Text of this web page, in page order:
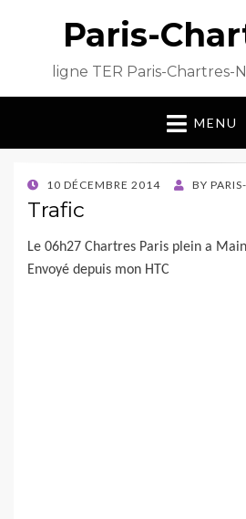
Paris-
ligne TER Paris-Chartres-
MENU
POSTED
ON
10 DÉCEMBRE 2014 BY
Trafic
Le 06h27 Chartres Paris plein a
Envoyé depuis mon HTC